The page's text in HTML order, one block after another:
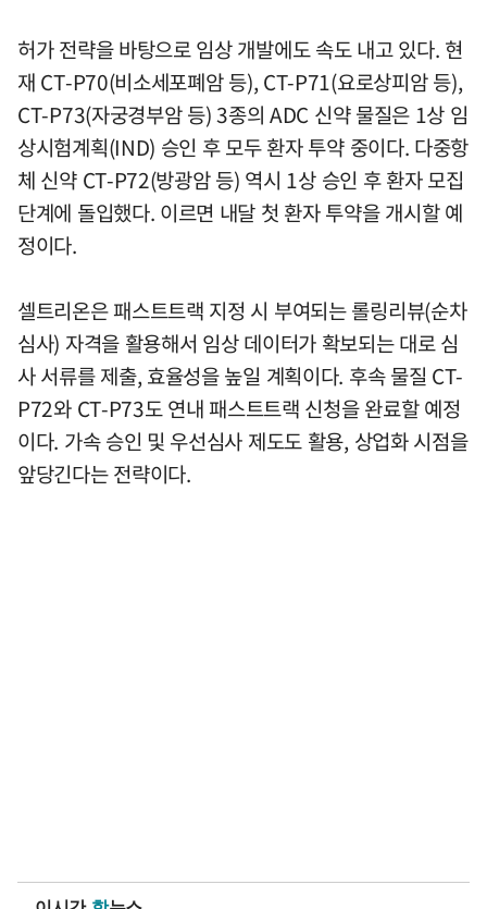
허가 전략을 바탕으로 임상 개발에도 속도 내고 있다. 현
재 CT-P70(비소세포폐암 등), CT-P71(요로상피암 등),
CT-P73(자궁경부암 등) 3종의 ADC 신약 물질은 1상 임
상시험계획(IND) 승인 후 모두 환자 투약 중이다. 다중항
체 신약 CT-P72(방광암 등) 역시 1상 승인 후 환자 모집
단계에 돌입했다. 이르면 내달 첫 환자 투약을 개시할 예
정이다.
셀트리온은 패스트트랙 지정 시 부여되는 롤링리뷰(순차
심사) 자격을 활용해서 임상 데이터가 확보되는 대로 심
사 서류를 제출, 효율성을 높일 계획이다. 후속 물질 CT-
P72와 CT-P73도 연내 패스트트랙 신청을 완료할 예정
이다. 가속 승인 및 우선심사 제도도 활용, 상업화 시점을
앞당긴다는 전략이다.